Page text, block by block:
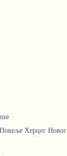
Херцег Новог